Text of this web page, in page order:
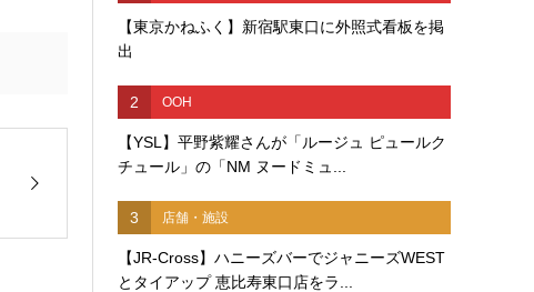
【東京かねふく】新宿駅東口に外照式看板を掲
出
2 OOH
【YSL】平野紫耀さんが「ルージュ ピュールク
チュール」の「NM ヌードミュ...
3 店舗・施設
【JR-Cross】ハニーズバーでジャニーズWEST
とタイアップ 恵比寿東口店をラ...